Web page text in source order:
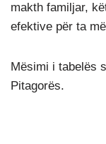
makth familjar,
efektive për ta
Mësimi i tabelës
Pitagorës.